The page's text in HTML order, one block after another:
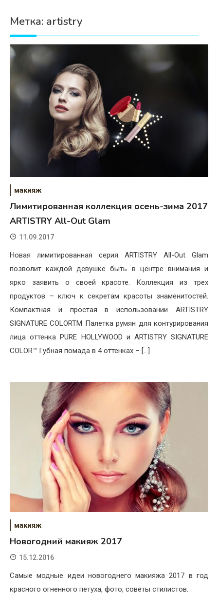
Дети
Свадьба
Жизнь
Недвижимость
Метка: artistry
макияж
Лимитированная коллекция осень-зима 2017
ARTISTRY All-Out Glam
11.09.2017
Новая лимитированная серия ARTISTRY All-Out Glam
позволит каждой девушке быть в центре внимания и
ярко заявить о своей красоте. Коллекция из трех
продуктов – ключ к секретам красоты знаменитостей.
Компактная и простая в использовании ARTISTRY
SIGNATURE COLORTM Палетка румян для контурирования
лица оттенка PURE HOLLYWOOD и ARTISTRY SIGNATURE
COLOR™ Губная помада в 4 оттенках – […]
макияж
Новогодний макияж 2017
15.12.2016
Самые модные идеи новогоднего макияжа 2017 в год
красного огненного петуха, фото, советы стилистов.